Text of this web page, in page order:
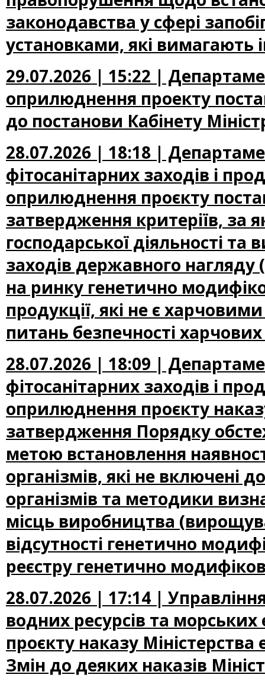
законодавства у сфері
установками, які вимагають
29.07.2026 | 15:22 |
оприлюднення проекту
до постанови Кабінету
28.07.2026 | 18:18 |
фітосанітарних заходів і
оприлюднення проєкту
затвердження критеріїв, за
господарської діяльності
заходів державного
на ринку генетично
продукції, які не є
питань безпечності
28.07.2026 | 18:09 |
фітосанітарних заходів і
оприлюднення проєкту
затвердження Порядку
метою встановлення
організмів, які не включені
організмів та методики
місць виробництва
відсутності генетично
реєстру генетично
28.07.2026 | 17:14 |
водних ресурсів та
проєкту наказу
Змін до деяких наказів